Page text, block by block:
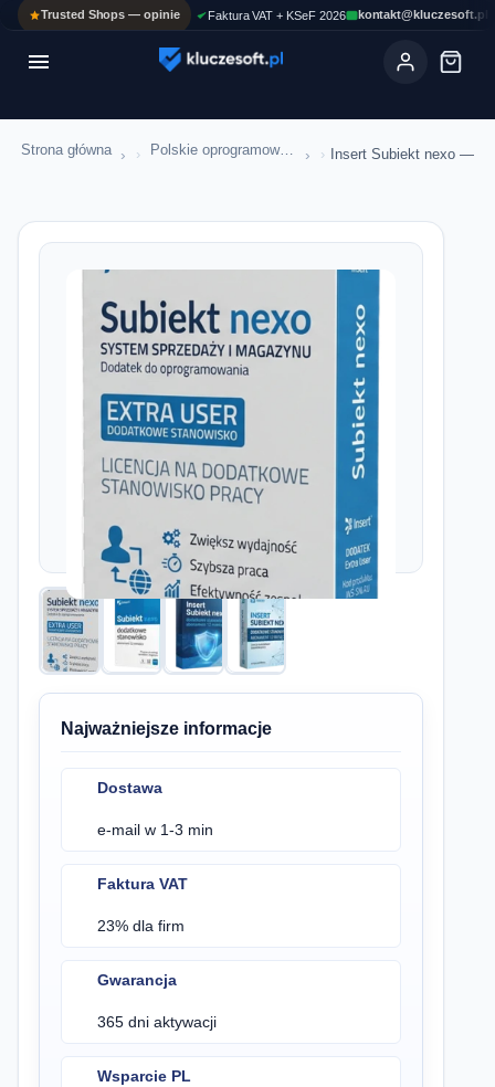
Trusted Shops — opinie Faktura VAT + KSeF 2026 kontakt@kluczesoft.pl

Strona główna › Polskie oprogramowanie firmowe ›
Najważniejsze informacje
Dostawa
e-mail w 1-3 min
Faktura VAT
23% dla firm
Gwarancja
365 dni aktywacji
Wsparcie PL